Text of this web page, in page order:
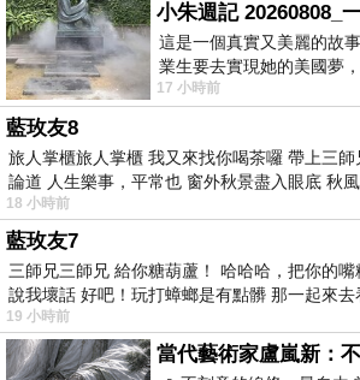
這是一個真實又美麗的故
業生要去實現她的美國夢
情況下，靠著自我努力工作
17 小時前
藍玫友8
旅人掌櫃旅人掌櫃 我又來找你喝茶囉 帶上三
論道 人生樂事，平常也 窗外秋景盡入眼底 秋
18 小時前
藍玫友7
三師兄三師兄 給你糖葫蘆！ 哈哈哈，把你的
說我壞話 好吧！玩打蟑螂是有點髒 那一起來
19 小時前